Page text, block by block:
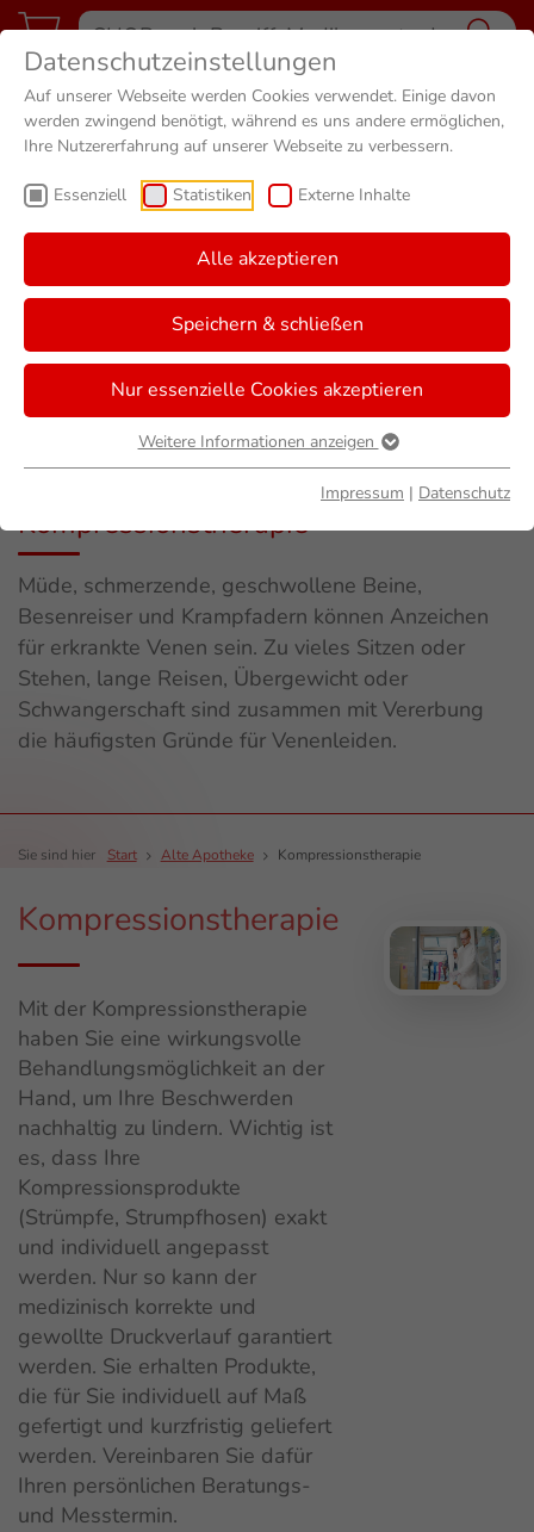
Datenschutzeinstellungen
Auf unserer Webseite werden Cookies verwendet. Einige davon
werden zwingend benötigt, während es uns andere ermöglichen,
Ihre Nutzererfahrung auf unserer Webseite zu verbessern.
Essenziell Statistiken Externe Inhalte
Alle akzeptieren
Speichern & schließen
Nur essenzielle Cookies akzeptieren
Weitere Informationen anzeigen
Impressum | Datenschutz
Alte Apotheke Abschied
Kompressionstherapie
Müde, schmerzende, geschwollene Beine,
Besenreiser und Krampfadern können Anzeichen
für erkrankte Venen sein. Zu vieles Sitzen oder
Stehen, lange Reisen, Übergewicht oder
Schwangerschaft sind zusammen mit Vererbung
die häufigsten Gründe für Venenleiden.
Sie sind hier Start Alte Apotheke Kompressionstherapie
Kompressionstherapie
Mit der Kompressionstherapie
haben Sie eine wirkungsvolle
Behandlungsmöglichkeit an der
Hand, um Ihre Beschwerden
nachhaltig zu lindern. Wichtig ist
es, dass Ihre
Kompressionsprodukte
(Strümpfe, Strumpfhosen) exakt
und individuell angepasst
werden. Nur so kann der
medizinisch korrekte und
gewollte Druckverlauf garantiert
werden. Sie erhalten Produkte,
die für Sie individuell auf Maß
gefertigt und kurzfristig geliefert
werden. Vereinbaren Sie dafür
Ihren persönlichen Beratungs-
und Messtermin.